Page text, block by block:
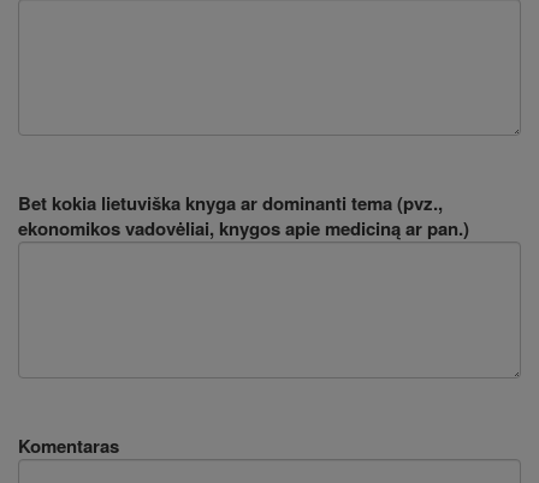
Bet kokia lietuviška knyga ar dominanti tema (pvz.,
ekonomikos vadovėliai, knygos apie mediciną ar pan.)
Komentaras